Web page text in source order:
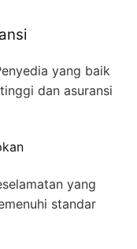
yang baik
dan asuransi
yang
standar